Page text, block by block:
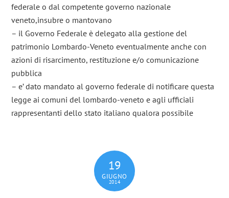
federale o dal competente governo nazionale
veneto,insubre o mantovano
– il Governo Federale è delegato alla gestione del
patrimonio Lombardo-Veneto eventualmente anche con
azioni di risarcimento, restituzione e/o comunicazione
pubblica
– e’ dato mandato al governo federale di notificare questa
legge ai comuni del lombardo-veneto e agli ufficiali
rappresentanti dello stato italiano qualora possibile
19
GIUGNO
2014